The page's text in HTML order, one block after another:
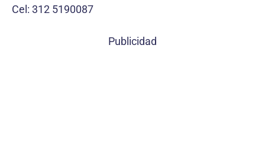
Cel: 312 5190087
Publicidad